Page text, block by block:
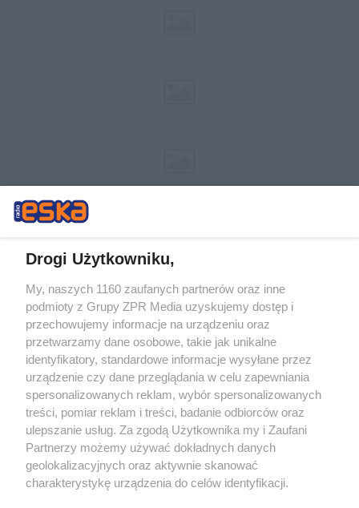
Żaden utwór zamieszczony w serwisie nie może być powielany i
rozpowszechniany lub dalej rozpowszechniany w jakikolwiek sposób (w
tym także elektroniczny lub mechaniczny) na jakimkolwiek polu
eksploatacji w jakiejkolwiek formie, włącznie z umieszczaniem w
Internecie bez pisemnej zgody właściciela praw. Jakiekolwiek użycie lub
wykorzystanie utworów w całości lub w części z naruszeniem prawa,
tzn. bez właściwej zgody, jest zabronione pod groźbą kary i może być
ścigane prawnie.
Drogi Użytkowniku,
My, naszych 1160 zaufanych partnerów oraz inne
podmioty z Grupy ZPR Media uzyskujemy dostęp i
przechowujemy informacje na urządzeniu oraz
przetwarzamy dane osobowe, takie jak unikalne
identyfikatory, standardowe informacje wysyłane przez
urządzenie czy dane przeglądania w celu zapewniania
spersonalizowanych reklam, wybór spersonalizowanych
treści, pomiar reklam i treści, badanie odbiorców oraz
ulepszanie usług. Za zgodą Użytkownika my i Zaufani
Partnerzy możemy używać dokładnych danych
geolokalizacyjnych oraz aktywnie skanować
charakterystykę urządzenia do celów identyfikacji.